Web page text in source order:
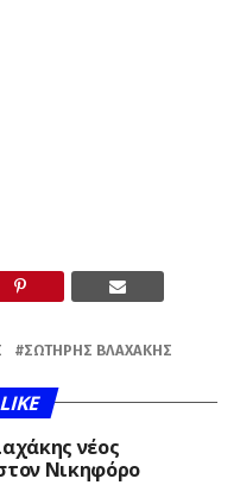
ΣΩΤΉΡΗΣ ΒΛΑΧΆΚΗΣ
νέος
Νικηφόρο